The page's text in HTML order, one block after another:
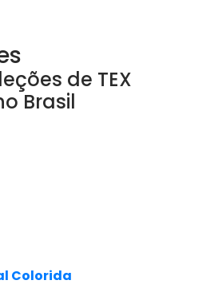
de TEX
Brasil
Colorida